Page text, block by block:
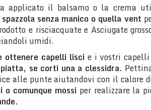
applicato il balsamo o la crema
senza manico o quella vent
e risciacquate e Asciugate
umidi.
ottenere capelli liscie i vostri
se corti una a clessidra.
alle punte aiutandovi con il calore
o comunque mossiper realizzare la